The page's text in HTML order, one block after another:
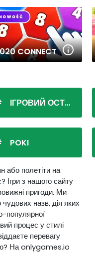
CONNECT
ІГРОВИЙ ОСТРІВ
POKI
або полетіти на
Ігри з нашого сайту
пригоди. Ми
назв, дія яких
популярної
процес у стилі
перевагу
На onlygames.io